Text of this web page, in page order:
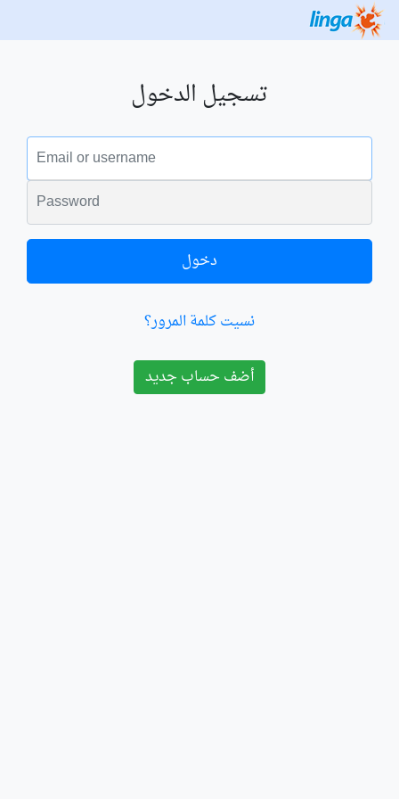
تسجيل الدخول
البريد الالكتروني
الكلمة السرية
دخول
نسيت كلمة المرور؟
أضف حساب جديد